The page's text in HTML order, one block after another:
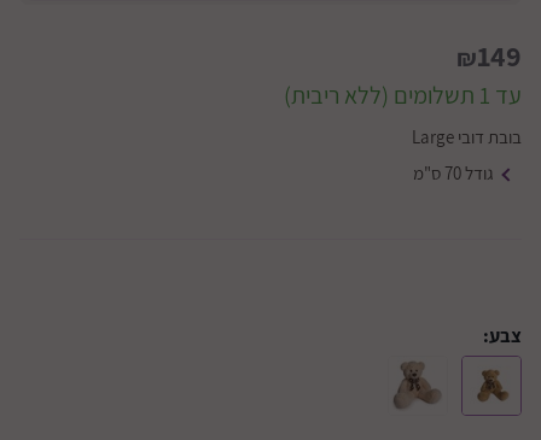
₪149
עד 1 תשלומים (ללא ריבית)
בובת דובי Large
גודל 70 ס"מ
צבע: